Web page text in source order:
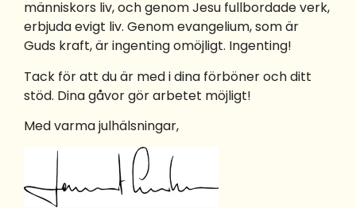
människors liv, och genom Jesu fullbordade verk,
erbjuda evigt liv. Genom evangelium, som är
Guds kraft, är ingenting omöjligt. Ingenting!
Tack för att du är med i dina förböner och ditt
stöd. Dina gåvor gör arbetet möjligt!
Med varma julhälsningar,